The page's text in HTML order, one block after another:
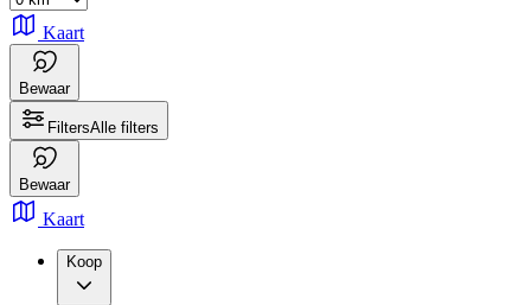
Kaart
Bewaar
FiltersAlle filters
Bewaar
Kaart
Koop